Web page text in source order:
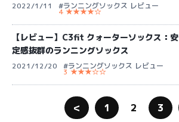
2022/1/11 #ランニングソックス レビュー
4 ★★★★☆
【レビュー】C3fit クォーターソックス：安
定感抜群のランニングソックス
2021/12/20 #ランニングソックス レビュー
3 ★★★☆☆
< 1 2 3